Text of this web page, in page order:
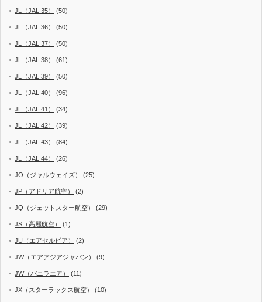
JL（JAL 35） (50)
JL（JAL 36） (50)
JL（JAL 37） (50)
JL（JAL 38） (61)
JL（JAL 39） (50)
JL（JAL 40） (96)
JL（JAL 41） (34)
JL（JAL 42） (39)
JL（JAL 43） (84)
JL（JAL 44） (26)
JO（ジャルウェイズ） (25)
JP（アドリア航空） (2)
JQ（ジェットスター航空） (29)
JS（高麗航空） (1)
JU（エアセルビア） (2)
JW（エアアジアジャパン） (9)
JW（バニラエア） (11)
JX（スターラックス航空） (10)